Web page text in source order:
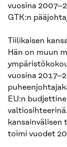
vuosina
GTK:n
Tiilikaisen
Hän on muun
vuosina
EU:n
kansainvälisen
toimi vuodet